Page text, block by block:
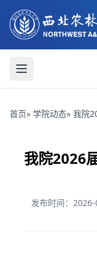
首页» 学院动态» 我院
我院2026
发布时间：